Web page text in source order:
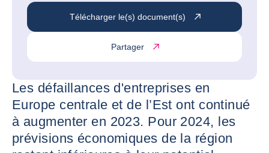
Télécharger le(s) document(s)
Partager
Les défaillances d'entreprises en
Europe centrale et de l’Est ont continué
à augmenter en 2023. Pour 2024, les
prévisions économiques de la région